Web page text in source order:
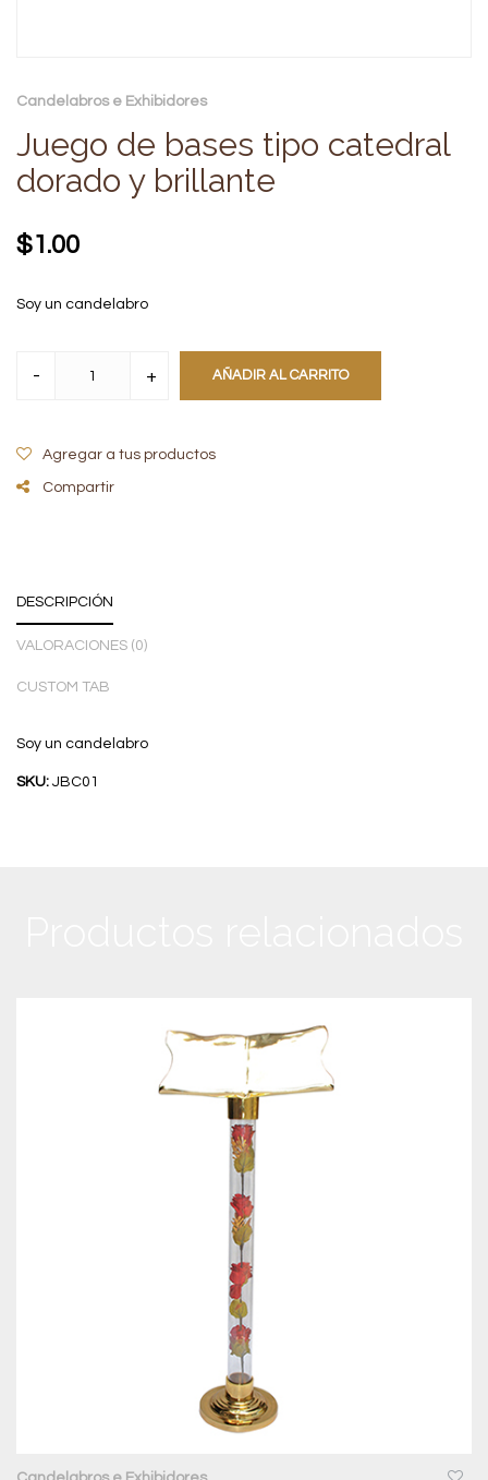
Candelabros e Exhibidores
Juego de bases tipo catedral
dorado y brillante
$1.00
Soy un candelabro
AÑADIR AL CARRITO
Agregar a tus productos
Compartir
DESCRIPCIÓN
VALORACIONES (0)
CUSTOM TAB
Soy un candelabro
SKU: JBC01